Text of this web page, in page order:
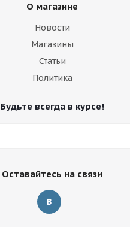
О магазине
Новости
Магазины
Статьи
Политика
Будьте всегда в курсе!
Оставайтесь на связи